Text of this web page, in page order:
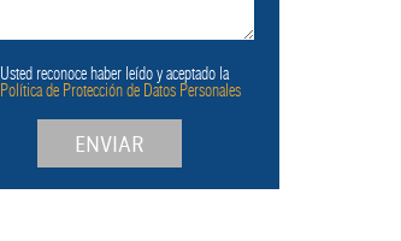
Usted reconoce haber leído y aceptado la
Política de Protección de Datos Personales
ENVIAR